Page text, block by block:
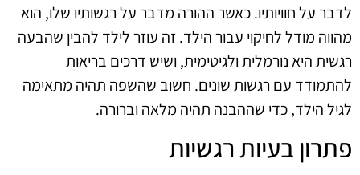
לדבר על חוויותיו. כאשר ההורה מדבר על רגשותיו שלו, הוא
מהווה מודל לחיקוי עבור הילד. זה עוזר לילד להבין שהבעה
רגשית היא נורמלית ולגיטימית, ושיש דרכים בריאות
להתמודד עם רגשות שונים. חשוב שהשפה תהיה מתאימה
לגיל הילד, כדי שההבנה תהיה מלאה וברורה.
פתרון בעיות רגשיות